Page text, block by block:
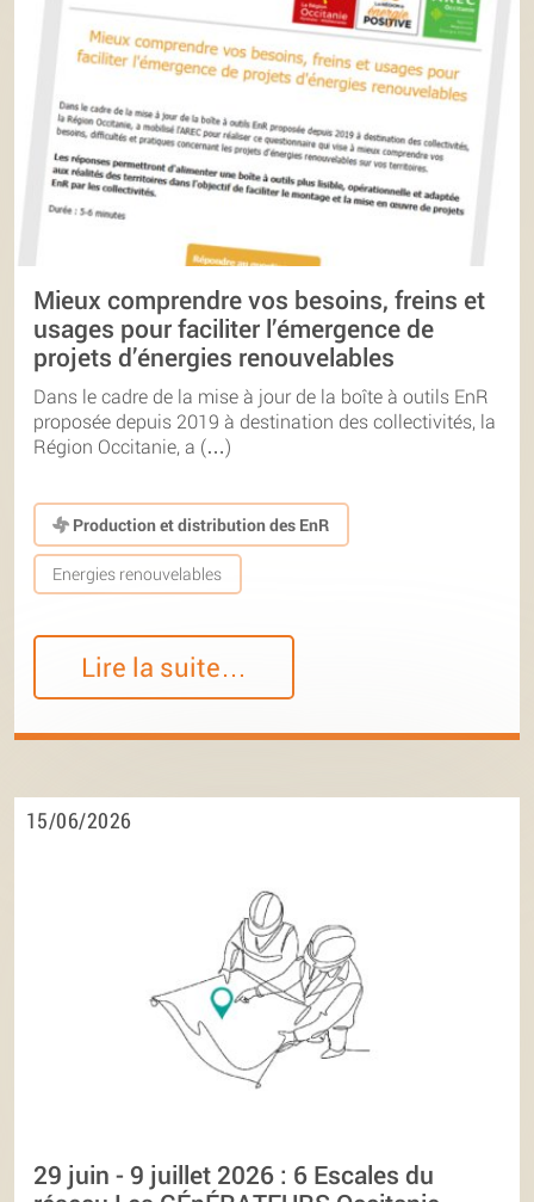
Mieux comprendre vos besoins, freins et
usages pour faciliter l’émergence de
projets d’énergies renouvelables
Dans le cadre de la mise à jour de la boîte à outils EnR
proposée depuis 2019 à destination des collectivités, la
Région Occitanie, a (…)
Production et distribution des EnR
Energies renouvelables
Lire la suite…
15/06/2026
29 juin - 9 juillet 2026 : 6 Escales du